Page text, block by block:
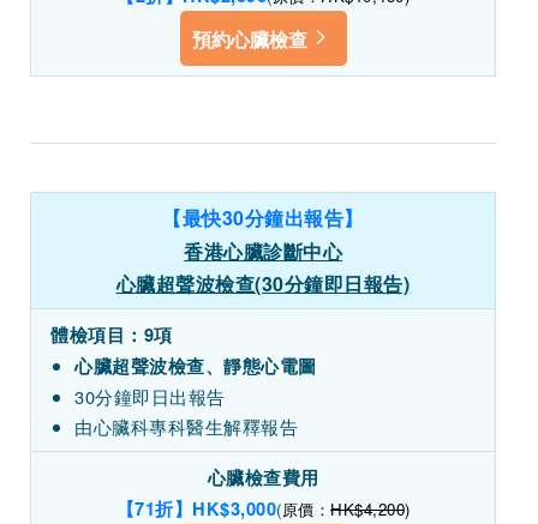
預約心臟檢查
【最快30分鐘出報告】
香港心臟診斷中心
心臟超聲波檢查(30分鐘即日報告)
體檢項目：9項
心臟超聲波檢查、靜態心電圖
30分鐘即日出報告
由心臟科專科醫生解釋報告
心臟檢查費用
【71折】HK$3,000(原價： HK$4,200)